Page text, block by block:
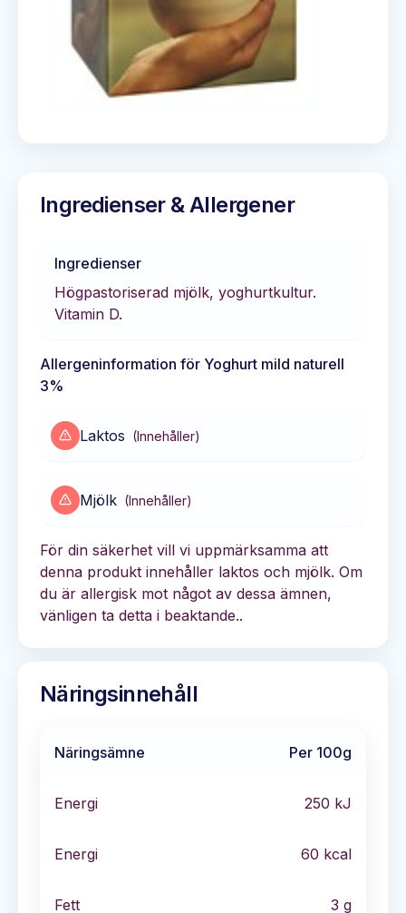
Ingredienser & Allergener
Ingredienser
Högpastoriserad mjölk, yoghurtkultur.
Vitamin D.
Allergeninformation för Yoghurt mild naturell
3%
Laktos (Innehåller)
Mjölk (Innehåller)
För din säkerhet vill vi uppmärksamma att
denna produkt innehåller laktos och mjölk. Om
du är allergisk mot något av dessa ämnen,
vänligen ta detta i beaktande..
Näringsinnehåll
Näringsämne Per 100g
Energi 250 kJ
Energi 60 kcal
Fett 3 g